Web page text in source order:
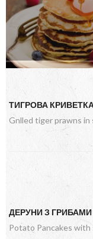
ТИГРОВА
Gnlled tiger prawns
ДЕРУНИ З
Potato Pancakes with